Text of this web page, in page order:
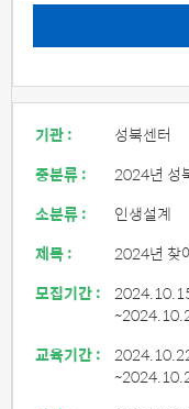
기관 :
성북센터
중분류 :
2024년 성
소분류 :
인생설계
제목 :
2024년 찾
모집기간 :
교육기간 :